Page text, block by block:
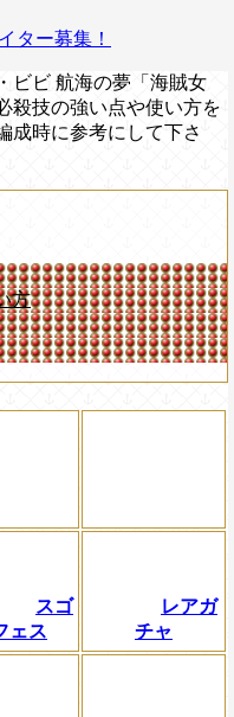
ター募集！
ビビ 航海の夢「海賊女
殺技の強い点や使い方を
成時に参考にして下さ
方
スゴ
ェス
レアガ
チャ